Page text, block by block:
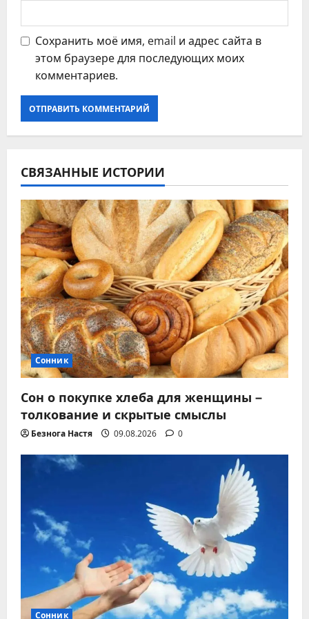
Сохранить моё имя, email и адрес сайта в
этом браузере для последующих моих
комментариев.
СВЯЗАННЫЕ ИСТОРИИ
Сонник
Сон о покупке хлеба для женщины –
толкование и скрытые смыслы
Безнога Настя 09.08.2026 0
Сонник